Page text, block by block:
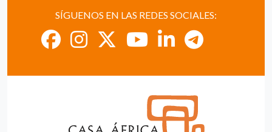
SÍGUENOS EN LAS REDES SOCIALES: